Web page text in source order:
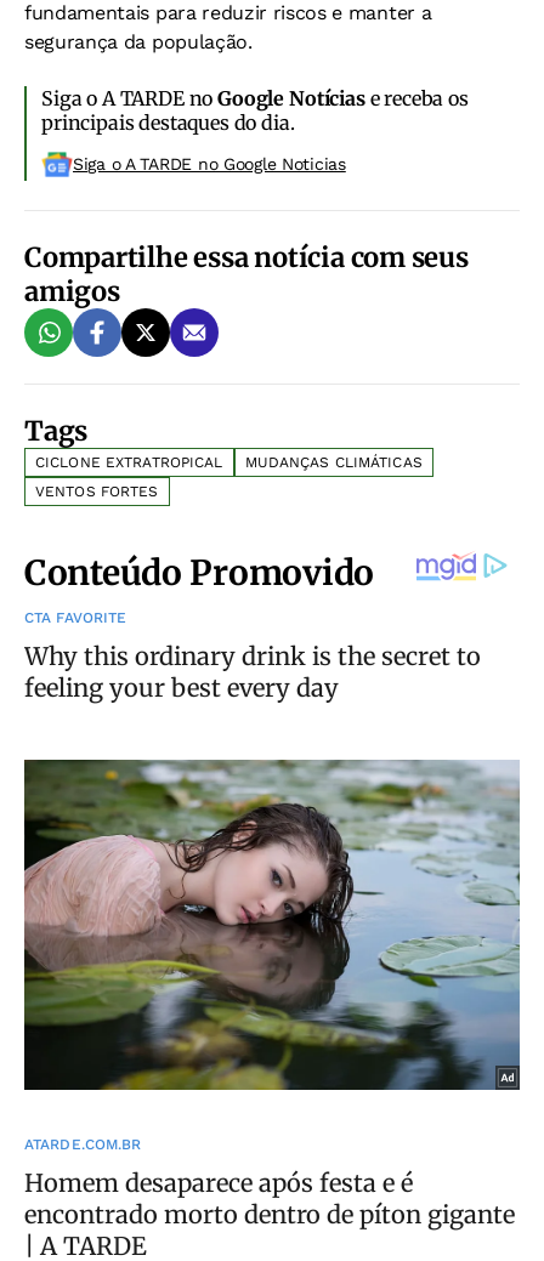
fundamentais para reduzir riscos e manter a
segurança da população.
Siga o A TARDE noGoogle Notíciase receba os
principais destaques do dia.
Siga o A TARDE no Google Noticias
Compartilhe essa notícia com seus
amigos
Tags
CICLONE EXTRATROPICAL
MUDANÇAS CLIMÁTICAS
VENTOS FORTES